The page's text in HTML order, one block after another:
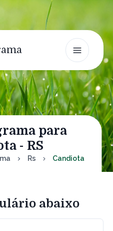
para
- RS
Rs Candiota
abaixo